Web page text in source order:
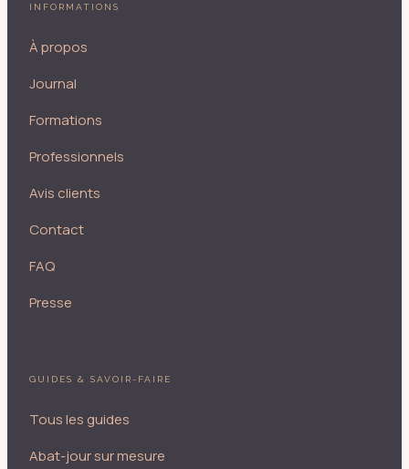
INFORMATIONS
À propos
Journal
Formations
Professionnels
Avis clients
Contact
FAQ
Presse
GUIDES & SAVOIR-FAIRE
Tous les guides
Abat-jour sur mesure